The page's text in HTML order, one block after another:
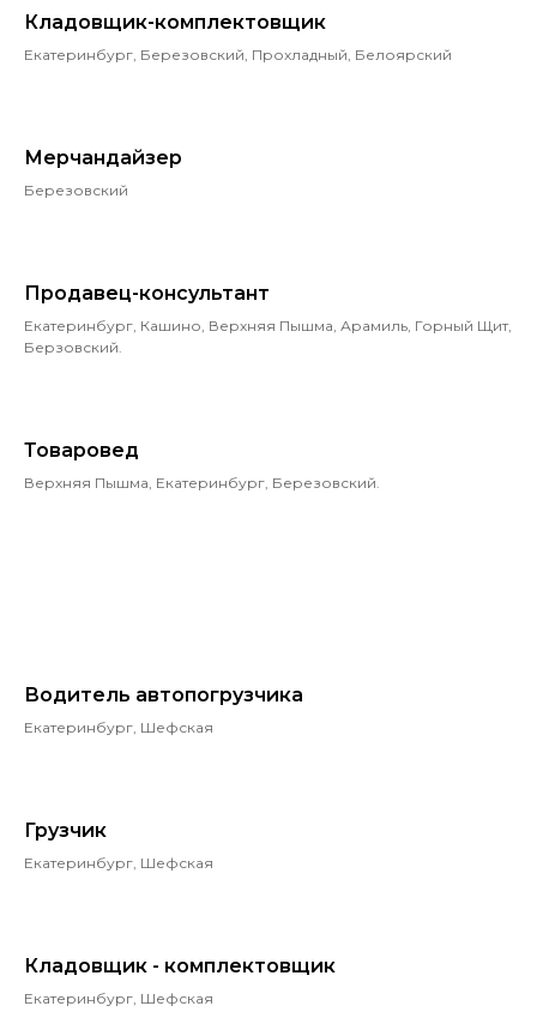
Кладовщик-комплектовщик
Екатеринбург, Березовский, Прохладный, Белоярский
Мерчандайзер
Березовский
Продавец-консультант
Екатеринбург, Кашино, Верхняя Пышма, Арамиль, Горный Щит,
Берзовский.
Товаровед
Верхняя Пышма, Екатеринбург, Березовский.
Водитель автопогрузчика
Екатеринбург, Шефская
Грузчик
Екатеринбург, Шефская
Кладовщик - комплектовщик
Екатеринбург, Шефская